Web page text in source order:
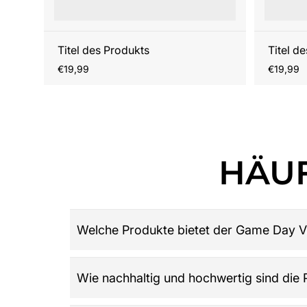
Titel des Produkts
Regulärer
€19,99
Titel
Regulärer
€19,99
Welche Produkte bietet der Game Day
Damen, Herren und Kinder, Retro-Trikots,
Wie nachhaltig und hochwertig sind die